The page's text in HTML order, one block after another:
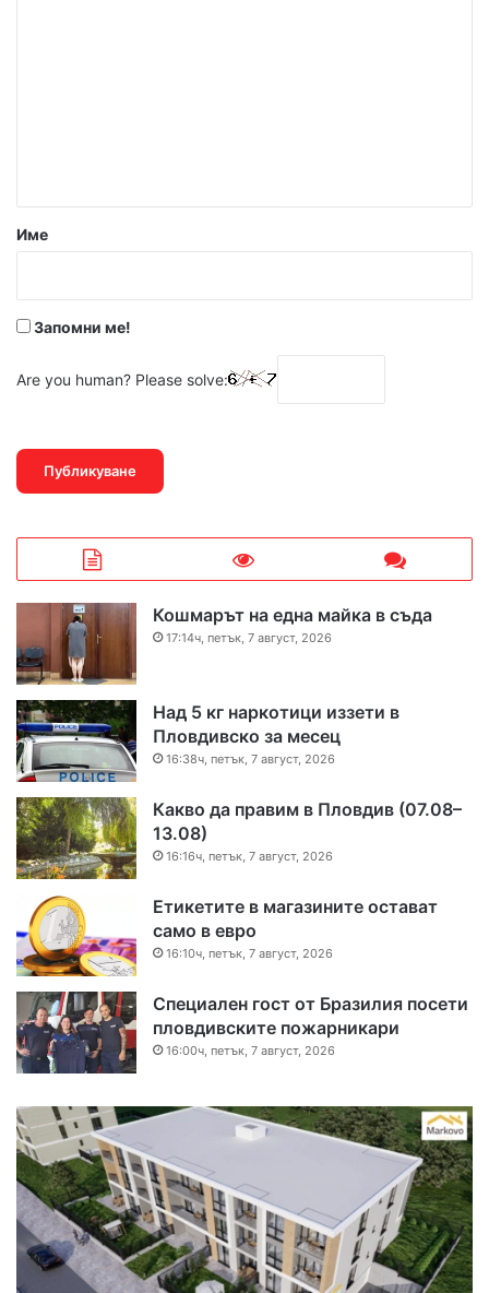
р
Име
Запомни ме!
Are you human? Please solve:
Кошмарът на една майка в съда
17:14ч, петък, 7 август, 2026
Над 5 кг наркотици иззети в
Пловдивско за месец
16:38ч, петък, 7 август, 2026
Какво да правим в Пловдив (07.08–
13.08)
16:16ч, петък, 7 август, 2026
Етикетите в магазините остават
само в евро
16:10ч, петък, 7 август, 2026
Специален гост от Бразилия посети
пловдивските пожарникари
16:00ч, петък, 7 август, 2026